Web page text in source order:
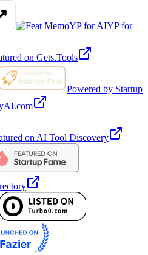
YP for AIYP for
on Gets.Tools
Powered by Startup
on AI Tool Discovery